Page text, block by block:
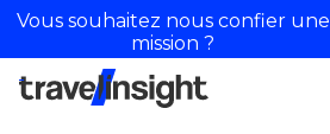
Vous souhaitez nous confier une
mission ?